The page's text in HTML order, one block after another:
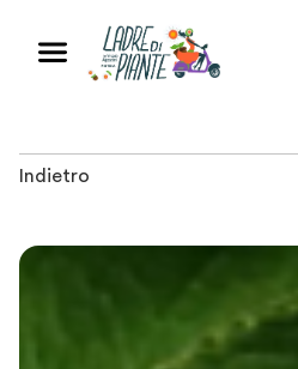
Indietro
Slide 1 of 2